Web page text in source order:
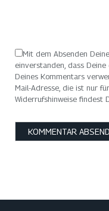
Mit dem Absenden
einverstanden, dass
Deines Kommentars
Mail-Adresse, die ist nur
Widerrufshinweise findest